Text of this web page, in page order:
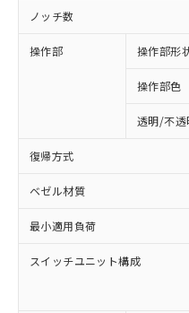
ノッチ数
操作部 操作部形
操作部色
透明/不透
復帰方式
ベゼル材質
最小適用負荷
スイッチユニット構成